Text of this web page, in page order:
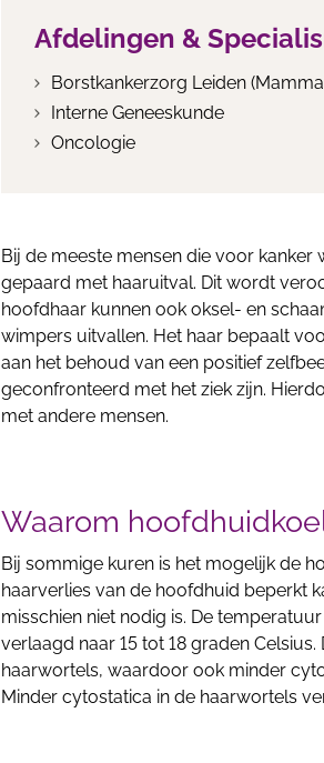
Afdelingen &
Borstkankerzorg Leiden
Interne Geneeskunde
Oncologie
Bij de meeste mensen die voor
gepaard met haaruitval. Dit wordt
hoofdhaar kunnen ook oksel- en
wimpers uitvallen. Het haar bepaalt
aan het behoud van een positief
geconfronteerd met het ziek zijn.
met andere mensen.
Waarom
Bij sommige kuren is het mogelijk de
haarverlies van de hoofdhuid beperkt
misschien niet nodig is. De
verlaagd naar 15 tot 18 graden
haarwortels, waardoor ook minder
Minder cytostatica in de haarwortels